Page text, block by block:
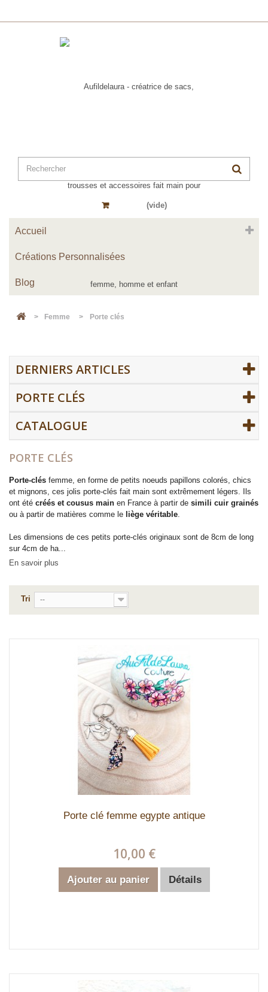
(vide)
Accueil
Créations Personnalisées
Blog
> Femme > Porte clés
DERNIERS ARTICLES
PORTE CLÉS
CATALOGUE
PORTE CLÉS
Porte-clés femme, en forme de petits noeuds papillons colorés, chics
et mignons, ces jolis porte-clés fait main sont extrêmement légers. Ils
ont été créés et cousus main en France à partir de simili cuir grainés
ou à partir de matières comme le liège véritable.
Les dimensions de ces petits porte-clés originaux sont de 8cm de long
sur 4cm de ha...
En savoir plus
Tri --
Porte clé femme egypte antique
10,00 €
Ajouter au panier Détails